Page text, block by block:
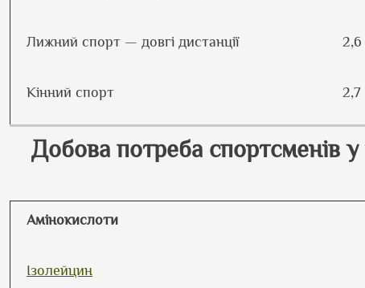
Лижний спорт — довгі дистанції 2,6
Кінний спорт 2,7
Добова потреба спортсменів
Амінокислоти
Ізолейцин